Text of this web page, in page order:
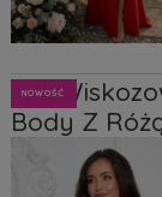
Livi
Body Z
NOWOŚĆ